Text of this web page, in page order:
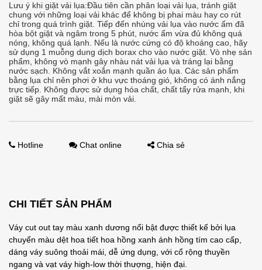
Lưu ý khi giặt vải lụa:Đầu tiên cần phân loại vải lụa, tránh giặt
chung với những loại vải khác để không bị phai màu hay co rút
chỉ trong quá trình giặt. Tiếp đến nhúng vải lụa vào nước ấm đã
hòa bột giặt và ngâm trong 5 phút, nước ấm vừa đủ không quá
nóng, không quá lạnh. Nếu là nước cứng có độ khoáng cao, hãy
sử dụng 1 muỗng dung dịch borax cho vào nước giặt. Vò nhẹ sản
phẩm, không vò mạnh gây nhàu nát vải lụa và tráng lại bằng
nước sạch. Không vắt xoắn mạnh quần áo lụa. Các sản phẩm
bằng lụa chỉ nên phơi ở khu vực thoáng gió, không có ánh nắng
trực tiếp. Không được sử dụng hóa chất, chất tẩy rửa mạnh, khi
giặt sẽ gây mất màu, mài mòn vải.
Hotline Chat online Chia sẻ
CHI TIẾT SẢN PHẨM
Váy cut out tay màu xanh dương nổi bật được thiết kế bởi lụa
chuyển màu dệt hoa tiết hoa hồng xanh ánh hồng tím cao cấp,
dáng váy suông thoải mái, dễ ứng dụng, với cổ rộng thuyền
ngang và vạt váy high-low thời thượng, hiện đại.